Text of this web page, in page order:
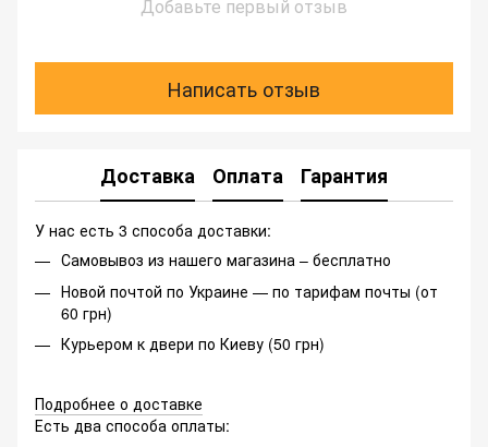
Добавьте первый отзыв
Написать отзыв
Доставка Оплата Гарантия
У нас есть 3 способа доставки:
Самовывоз из нашего магазина – бесплатно
Новой почтой по Украине — по тарифам почты (от
60 грн)
Курьером к двери по Киеву (50 грн)
Подробнее о доставке
Есть два способа оплаты: